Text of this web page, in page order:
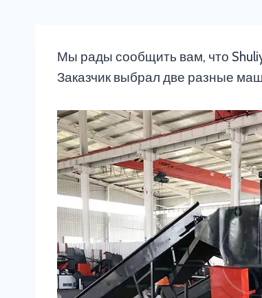
Мы рады сообщить вам, что
Заказчик выбрал две разные